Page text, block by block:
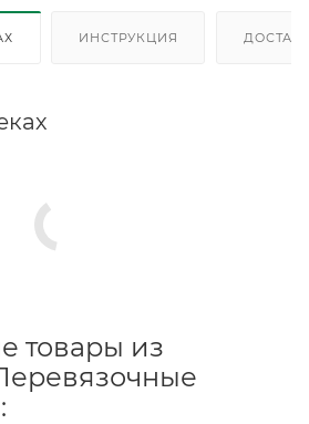
ИНСТРУКЦИЯ
товары из